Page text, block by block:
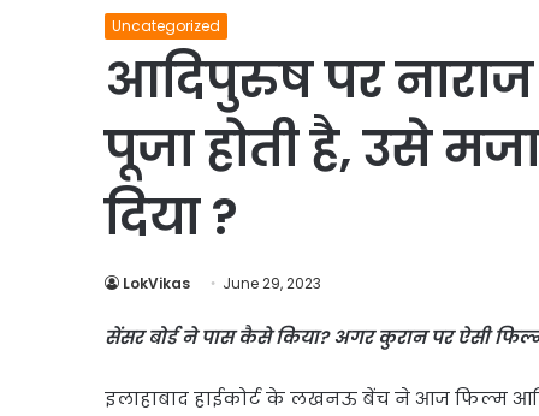
Uncategorized
आदिपुरुष पर
पूजा होती है, उसे
दिया ?
LokVikas June 29, 2023
सेंसर बोर्ड ने पास कैसे किया? अगर कुरान पर ऐसी
इलाहाबाद हाईकोर्ट के लखनऊ बेंच ने आज फिल्म